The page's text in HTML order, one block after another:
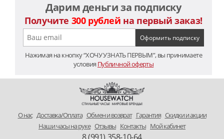
Дарим деньги за подписку
Получите 300 рублей на первый заказ!
Нажимая на кнопку “ХОЧУ УЗНАТЬ ПЕРВЫМ”, вы принимаете
условия Публичной оферты
O нас Доставка/Оплата Обмен и возврат Гарантия Скидки и акции
Наши часы на руке Отзывы Контакты Мой кабинет
8 (991) 358-10-64